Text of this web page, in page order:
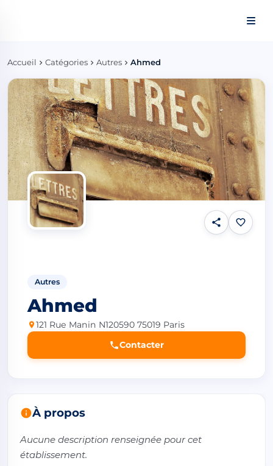
Accueil Catégories Autres Ahmed
Autres
Ahmed
121 Rue Manin N120590 75019 Paris
Contacter
À propos
Aucune description renseignée pour cet
établissement.